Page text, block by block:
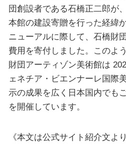
団創設者である石橋正二郎が
本館の建設寄贈を行った経緯
ニューアルに際して、石橋財
費用を寄付しました。このよ
財団アーティゾン美術館は
ェネチア・ビエンナーレ国際
示の成果を広く日本国内でも
を開催しています。
《本文は公式サイト紹介文よ